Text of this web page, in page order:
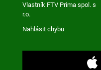
Vlastník FTV Prima spol. s
r.o.
Nahlásit chybu